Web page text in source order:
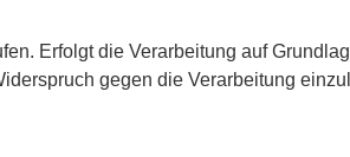
Erfolgt die Verarbeitung auf
gegen die Verarbeitung